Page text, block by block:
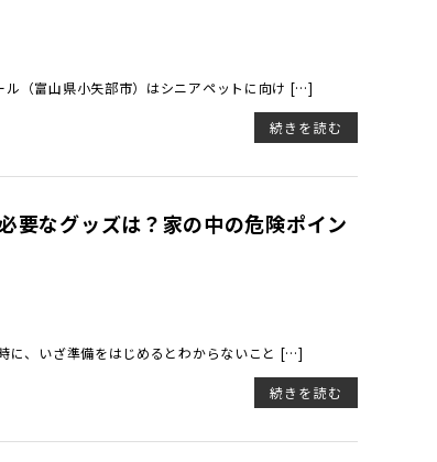
ル（富山県小矢部市）はシニアペットに向け […]
続きを読む
要なグッズは？家の中の危険ポイン
に、いざ準備をはじめるとわからないこと […]
続きを読む